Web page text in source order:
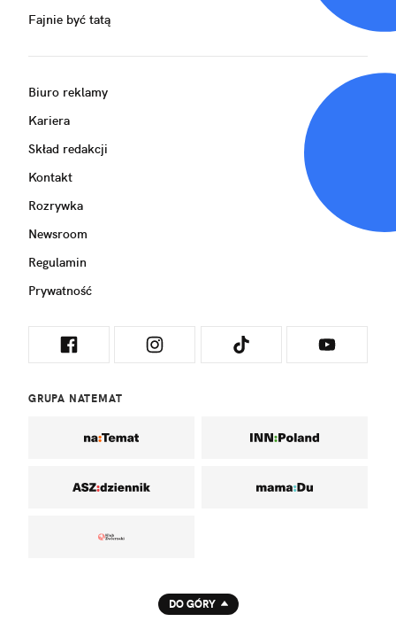
Fajnie być tatą
Biuro reklamy
Kariera
Skład redakcji
Kontakt
Rozrywka
Newsroom
Regulamin
Prywatność
GRUPA NATEMAT
DO GÓRY